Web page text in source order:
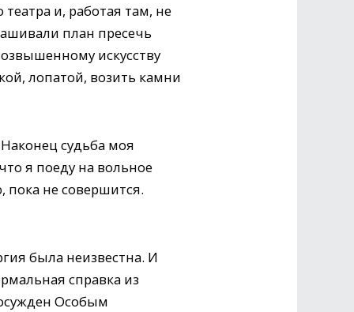
и, работая там, не
план пресечь
искусству
лопатой, возить камни
судьба моя
я поеду на вольное
пока не совершится.
была неизвестна. И
справка из
Особым